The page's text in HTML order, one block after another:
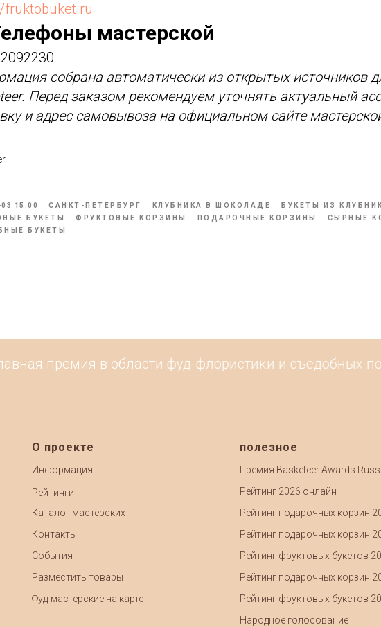
fruktobuket.ru
мастерской
собрана автоматически из открытых источников
Перед заказом рекомендуем уточнять актуальный
и адрес самовывоза на официальном сайте
15:00 САНКТ-ПЕТЕРБУРГ КЛУБНИКА В ШОКОЛАДЕ
БУКЕТЫ ИЗ
БУКЕТЫ
ФРУКТОВЫЕ КОРЗИНЫ ПОДАРОЧНЫЕ КОРЗИНЫ
СЫРНЫЕ
БУКЕТЫ
премия в области фуд-флористики и съедобных
О проекте
Информация
Рейтинги
Каталог мастерских
Контакты
События
Разместить товары
Фуд-мастерские на карте
полезное
Премия Basketeer Awards
Рейтинг 2026 онлайн
Рейтинг подарочных корзин
Рейтинг подарочных корзин
Рейтинг фруктовых букетов
Рейтинг подарочных корзин
Рейтинг фруктовых букетов
Народное голосование